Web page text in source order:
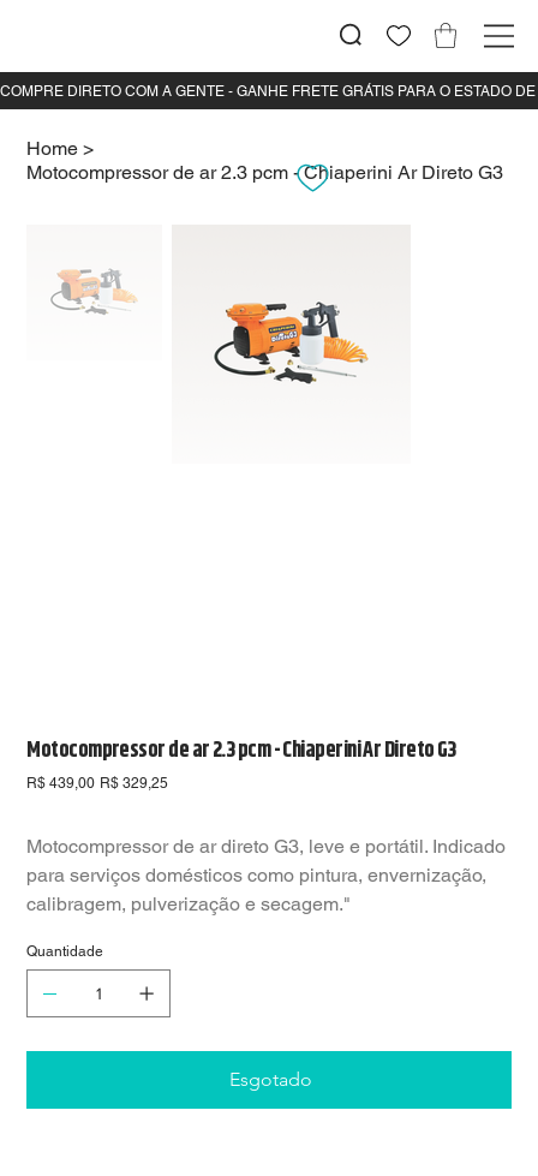
Home >
Motocompressor de ar 2.3 pcm - Chiaperini Ar Direto G3
Motocompressor de ar 2.3 pcm - Chiaperini Ar Direto G3
Preço
original
R$ 439,00 Preço
promocional
R$ 329,25
Motocompressor de ar direto G3, leve e portátil. Indicado
para serviços domésticos como pintura, envernização,
calibragem, pulverização e secagem."
Quantidade
Esgotado